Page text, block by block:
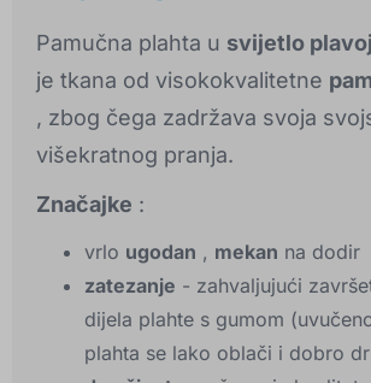
Pamučna plahta u svijetlo
je tkana od visokokvalitetne
, zbog čega zadržava svoja
višekratnog pranja.
Značajke :
vrlo ugodan , mekan na dodir
zatezanje - zahvaljujući
dijela plahte s gumom
plahta se lako oblači i dobro